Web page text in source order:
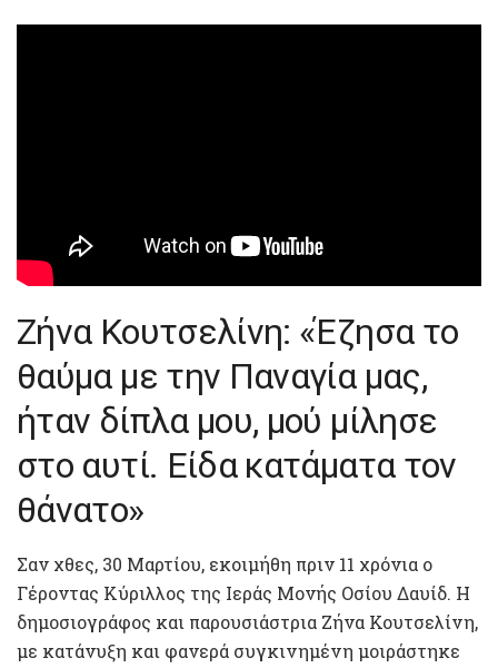
Ζήνα Κουτσελίνη: «Έζησα το
θαύμα με την Παναγία μας,
ήταν δίπλα μου, μού μίλησε
στο αυτί. Είδα κατάματα τον
θάνατο»
Σαν χθες, 30 Μαρτίου, εκοιμήθη πριν 11 χρόνια ο
Γέροντας Κύριλλος της Ιεράς Μονής Οσίου Δαυίδ. Η
δημοσιογράφος και παρουσιάστρια Ζήνα Κουτσελίνη,
με κατάνυξη και φανερά συγκινημένη μοιράστηκε